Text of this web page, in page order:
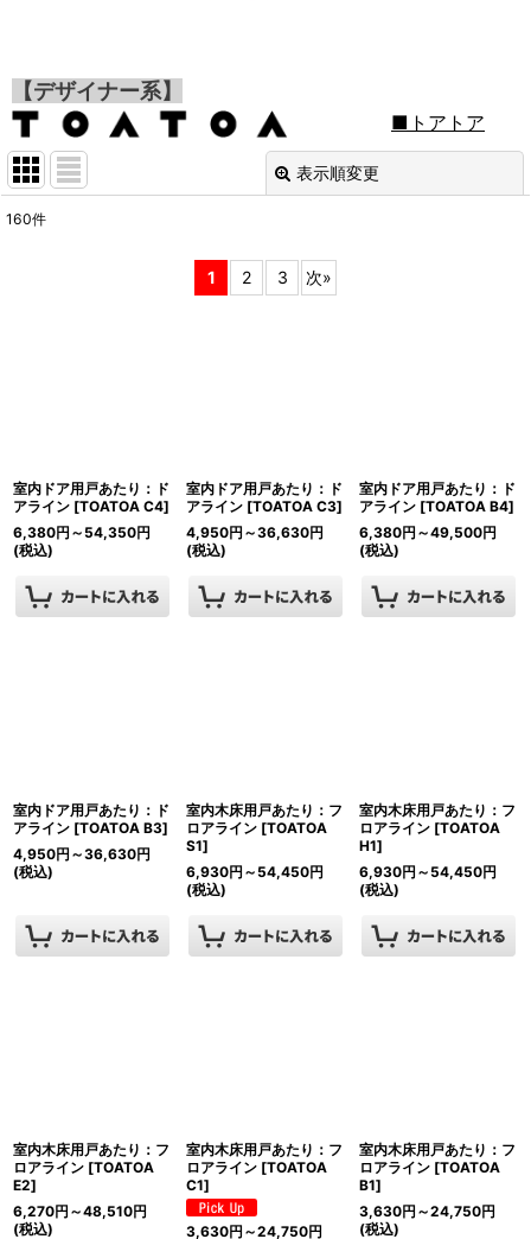
【デザイナー系】
■トアトア
表示順変更
160件
1 2 3 次»
室内ドア用戸あたり：ド
アライン [TOATOA C4]
6,380円 ～54,350円
(税込)
室内ドア用戸あたり：ド
アライン [TOATOA C3]
4,950円 ～36,630円
(税込)
室内ドア用戸あたり：ド
アライン [TOATOA B4]
6,380円 ～49,500円
(税込)
室内ドア用戸あたり：ド
アライン [TOATOA B3]
4,950円 ～36,630円
(税込)
室内木床用戸あたり：フ
ロアライン [TOATOA
S1]
6,930円 ～54,450円
(税込)
室内木床用戸あたり：フ
ロアライン [TOATOA
H1]
6,930円 ～54,450円
(税込)
室内木床用戸あたり：フ
ロアライン [TOATOA
E2]
6,270円 ～48,510円
(税込)
室内木床用戸あたり：フ
ロアライン [TOATOA
C1]
3,630円 ～24,750円
室内木床用戸あたり：フ
ロアライン [TOATOA
B1]
3,630円 ～24,750円
(税込)